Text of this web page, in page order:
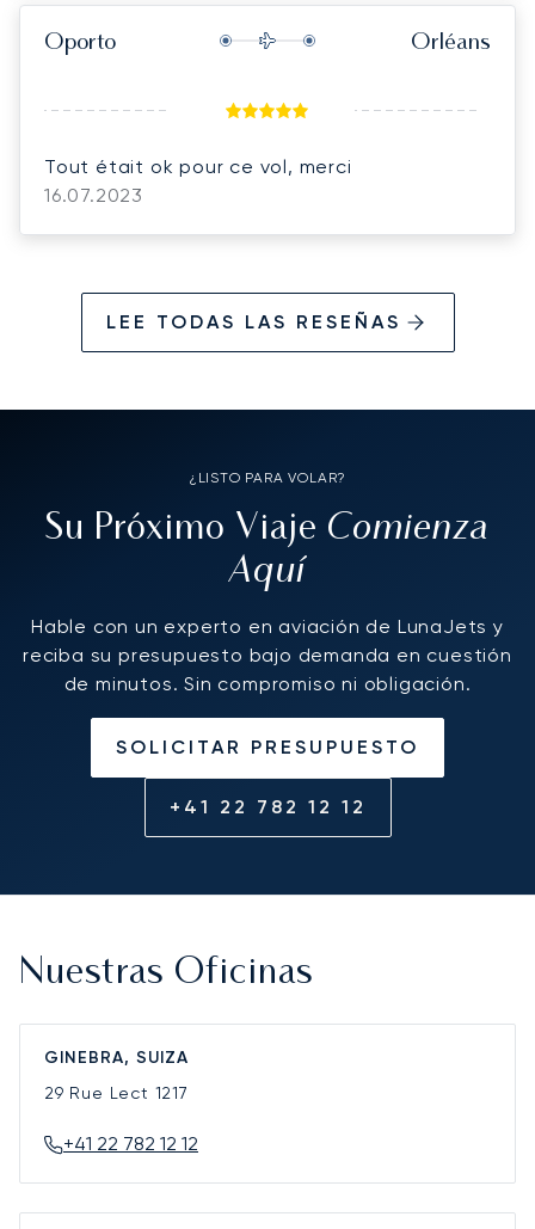
Oporto Orléans
Tout était ok pour ce vol, merci
16.07.2023
LEE TODAS LAS RESEÑAS
¿LISTO PARA VOLAR?
Su Próximo Viaje Comienza
Aquí
Hable con un experto en aviación de LunaJets y
reciba su presupuesto bajo demanda en cuestión
de minutos. Sin compromiso ni obligación.
SOLICITAR PRESUPUESTO
+41 22 782 12 12
Nuestras Oficinas
GINEBRA, SUIZA
29 Rue Lect 1217
+41 22 782 12 12